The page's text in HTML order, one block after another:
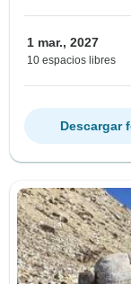
1 mar., 2027
10 espacios libres
Descargar